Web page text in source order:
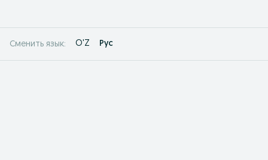
Сменить язык: O'Z Рус